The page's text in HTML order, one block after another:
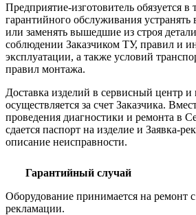
Предприятие-изготовитель обязуется в
гарантийного обслуживания
или заменять вышедшие из строя
соблюдении Заказчиком ТУ, правил и
эксплуатации, а также условий
правил монтажа.
Доставка изделий в сервисный центр и
осуществляется за счет Заказчика.
проведения диагностики и ремонта в
сдается паспорт на изделие и Заявка-
описание неисправности.
Гарантийный случай
Оборудование принимается на ремонт
рекламации.